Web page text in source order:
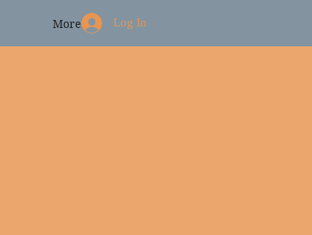
More Log In